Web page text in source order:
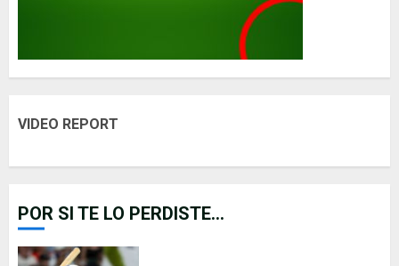
VIDEO REPORT
POR SI TE LO PERDISTE...